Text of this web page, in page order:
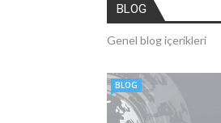
BLOG
Genel blog içerikleri
BLOG